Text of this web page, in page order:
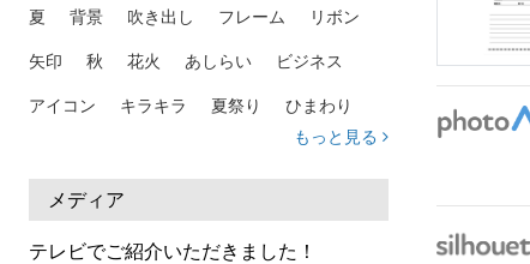
夏 背景 吹き出し フレーム リボン
矢印 秋 花火 あしらい ビジネス
アイコン キラキラ 夏祭り ひまわり
熱中症
人物 暑中見舞い
日本地図 海
もっと見る
メディア
テレビでご紹介いただきました！